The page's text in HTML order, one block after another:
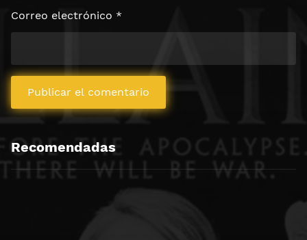
Correo electrónico *
Recomendadas